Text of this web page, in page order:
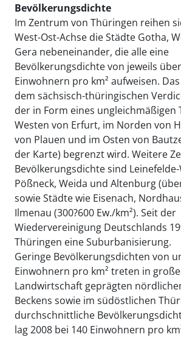
Bevölkerungsdichte
Im Zentrum von Thüringen reihen
West-Ost-Achse die Städte Gotha,
Gera nebeneinander, die alle eine
Bevölkerungsdichte von jeweils
Einwohnern pro km² aufweisen.
dem sächsisch-thüringischen
der in Form eines ungleichmäßigen
Westen von Erfurt, im Norden von
von Plauen und im Osten von
der Karte) begrenzt wird. Weitere
Bevölkerungsdichte sind
Pößneck, Weida und Altenburg
sowie Städte wie Eisenach,
Ilmenau (300?600 Ew./km²). Seit der
Wiedervereinigung Deutschlands
Thüringen eine Suburbanisierung.
Geringe Bevölkerungsdichten von
Einwohnern pro km² treten in
Landwirtschaft geprägten
Beckens sowie im südöstlichen
durchschnittliche
lag 2008 bei 140 Einwohnern pro